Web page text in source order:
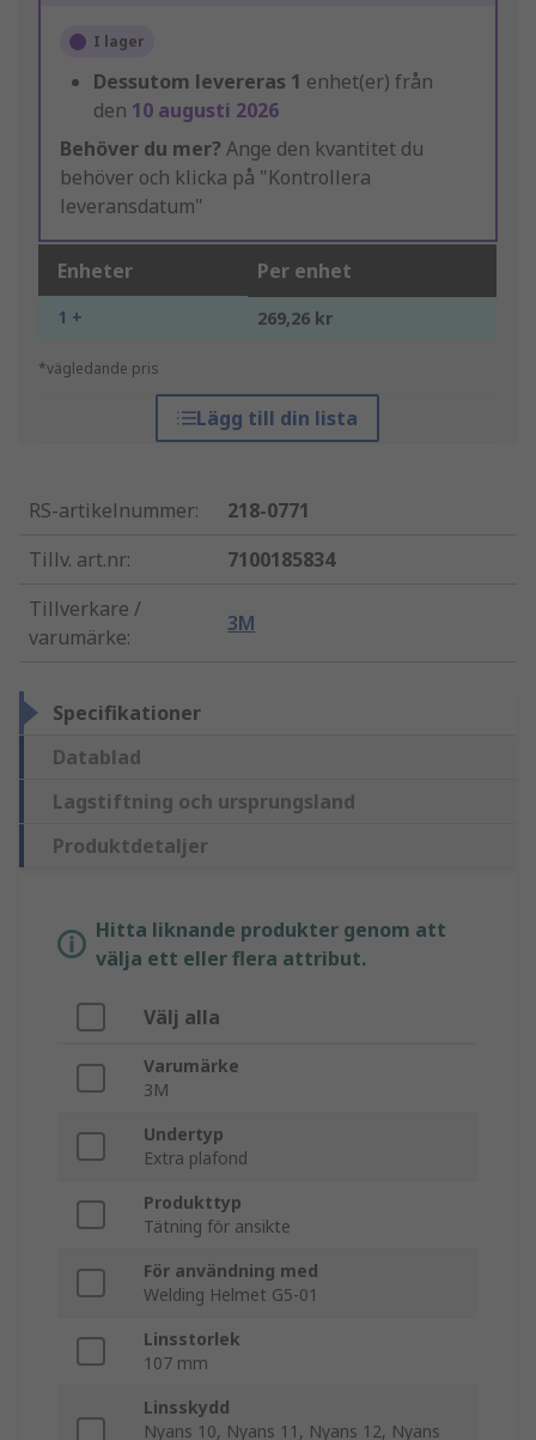
I lager
Dessutom levereras 1 enhet(er) från
den 10 augusti 2026
Behöver du mer? Ange den kvantitet du
behöver och klicka på "Kontrollera
leveransdatum"
Enheter Per enhet
1 + 269,26 kr
*vägledande pris
Lägg till din lista
RS-artikelnummer:
218-0771
Tillv. art.nr:
7100185834
Tillverkare /
varumärke:
3M
Specifikationer
Datablad
Lagstiftning och ursprungsland
Produktdetaljer
Hitta liknande produkter genom att
välja ett eller flera attribut.
Välj alla
Varumärke
3M
Undertyp
Extra plafond
Produkttyp
Tätning för ansikte
För användning med
Welding Helmet G5-01
Linsstorlek
107 mm
Linsskydd
Nyans 10, Nyans 11, Nyans 12, Nyans